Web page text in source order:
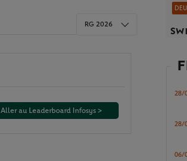
Aller au Leaderboard Infosys >
RG 2026
28/
28/
06/